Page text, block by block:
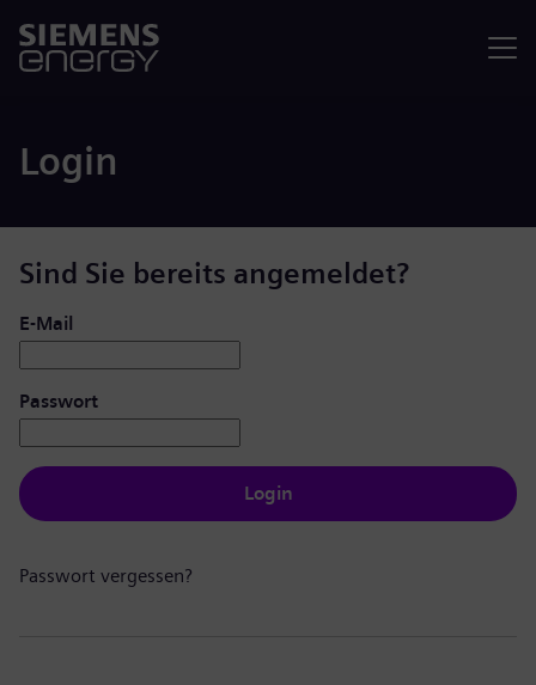
Login
Sind Sie bereits angemeldet?
Login: Benutzer und Passwort
E-Mail
Passwort
Login
Passwort vergessen?